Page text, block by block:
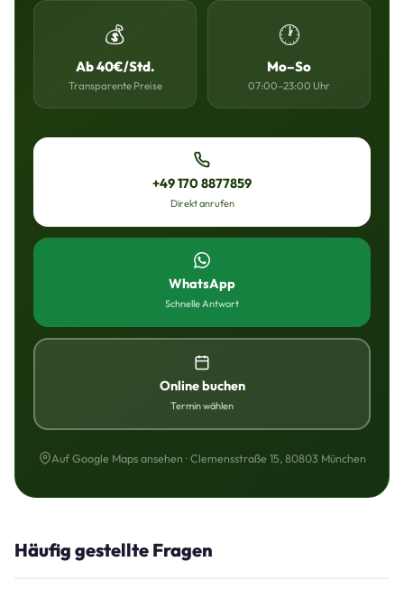
💰
Ab 40€/Std.
Transparente Preise
🕐
Mo–So
07:00–23:00 Uhr
+49 170 8877859
Direkt anrufen
WhatsApp
Schnelle Antwort
Online buchen
Termin wählen
Auf Google Maps ansehen · Clemensstraße 15, 80803 München
Häufig gestellte Fragen